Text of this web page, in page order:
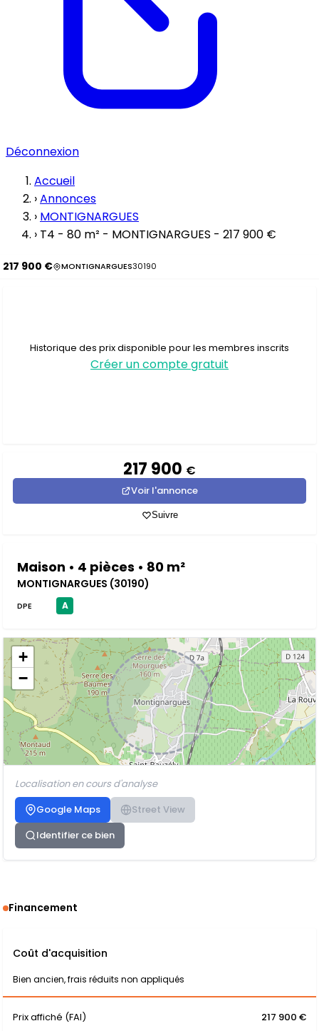
Déconnexion
Accueil
›Annonces
› MONTIGNARGUES
› T4 - 80 m² - MONTIGNARGUES - 217 900 €
217 900 € MONTIGNARGUES30190
Historique des prix disponible pour les membres inscrits
Créer un compte gratuit
217 900 €
Voir l'annonce
Suivre
Maison • 4 pièces • 80 m²
MONTIGNARGUES (30190)
DPE A
+
−
Localisation en cours d'analyse
Google Maps
Street View
Identifier ce bien
Financement
Coût d'acquisition
Bien ancien, frais réduits non appliqués
Prix affiché (FAI) 217 900 €